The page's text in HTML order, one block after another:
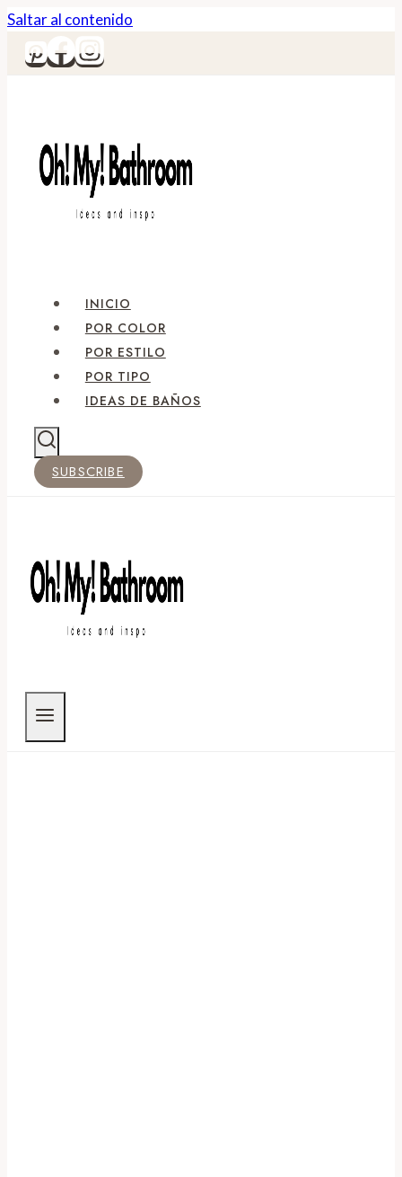
Saltar al contenido
INICIO
POR COLOR
POR ESTILO
POR TIPO
IDEAS DE BAÑOS
SUBSCRIBE